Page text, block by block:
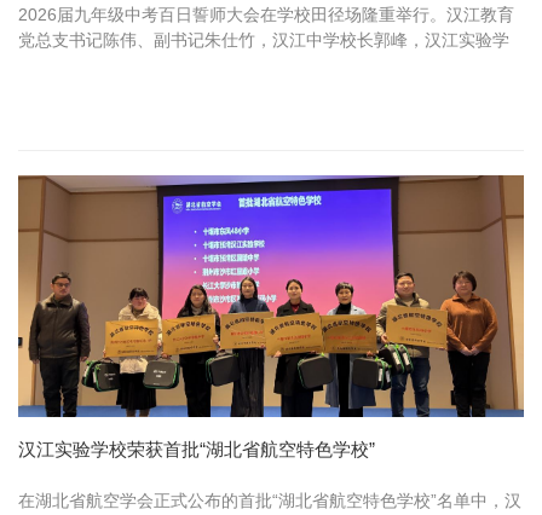
2026届九年级中考百日誓师大会在学校田径场隆重举行。汉江教育
党总支书记陈伟、副书记朱仕竹，汉江中学校长郭峰，汉江实验学
汉江实验学校荣获首批“湖北省航空特色学校”
在湖北省航空学会正式公布的首批“湖北省航空特色学校”名单中，汉